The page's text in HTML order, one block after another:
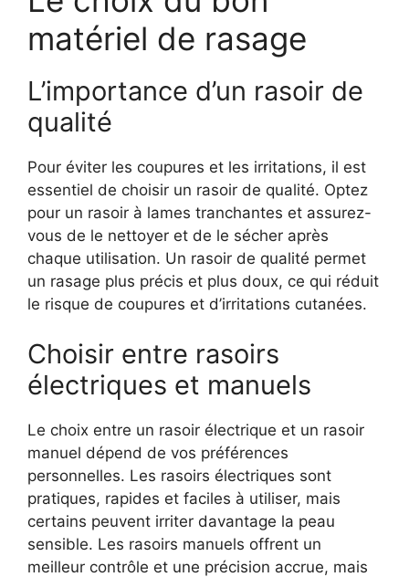
matériel de rasage
L’importance d’un rasoir de
qualité
Pour éviter les coupures et les irritations, il est
essentiel de choisir un rasoir de qualité. Optez
pour un rasoir à lames tranchantes et assurez-
vous de le nettoyer et de le sécher après
chaque utilisation. Un rasoir de qualité permet
un rasage plus précis et plus doux, ce qui réduit
le risque de coupures et d’irritations cutanées.
Choisir entre rasoirs
électriques et manuels
Le choix entre un rasoir électrique et un rasoir
manuel dépend de vos préférences
personnelles. Les rasoirs électriques sont
pratiques, rapides et faciles à utiliser, mais
certains peuvent irriter davantage la peau
sensible. Les rasoirs manuels offrent un
meilleur contrôle et une précision accrue, mais